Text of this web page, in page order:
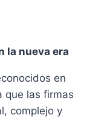
la nueva era
en
que las firmas
complejo y